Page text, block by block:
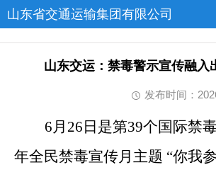
山东省交通运输集团有限公司
山东交运：禁毒警示宣传融入
发布时间：
6月26日是第39个国际禁
年全民禁毒宣传月主题 “你我